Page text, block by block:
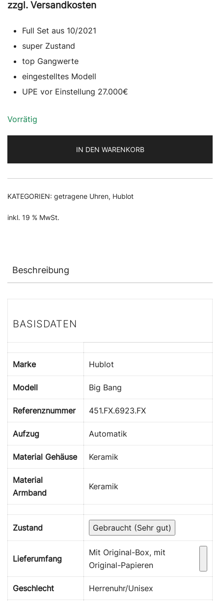
Preis
zzgl. Versandkosten
Full Set aus 10/2021
super Zustand
top Gangwerte
eingestelltes Modell
UPE vor Einstellung 27.000€
Vorrätig
IN DEN WARENKORB
KATEGORIEN: getragene Uhren, Hublot
inkl. 19 % MwSt.
Beschreibung
BASISDATEN
Marke Hublot
Modell Big Bang
Referenznummer 451.FX.6923.FX
Aufzug Automatik
Material Gehäuse Keramik
Material
Armband
Keramik
Zustand Gebraucht (Sehr gut)
Lieferumfang
Mit Original-Box, mit
Original-Papieren
Geschlecht Herrenuhr/Unisex